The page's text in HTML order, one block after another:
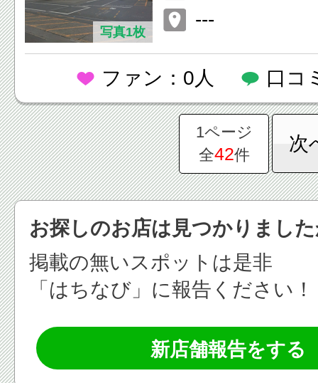
写真1枚
---
ファン：0人 口コ
1ページ
全42件
次
お探しのお店は見つかりまし
掲載の無いスポットは是非
「はちなび」に報告ください！
新店舗報告をする